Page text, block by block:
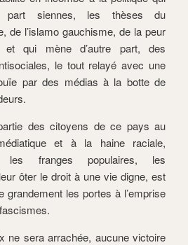
part siennes, les thèses du
de l’islamo gauchisme, de la peur
et qui mène d’autre part, des
le tout relayé avec une
par des médias à la botte de
des citoyens de ce pays au
et à la haine raciale,
les franges populaires, les
ôter le droit à une vie digne, est
grandement les portes à l’emprise
ne sera arrachée, aucune victoire